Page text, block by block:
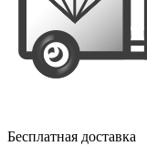
Бесплатная доставка